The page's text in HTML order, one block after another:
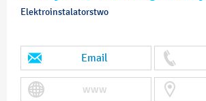
Elektroinstalatorstwo
Email
www